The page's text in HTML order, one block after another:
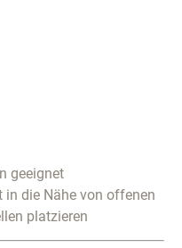
geeignet
in die Nähe von offenen
platzieren